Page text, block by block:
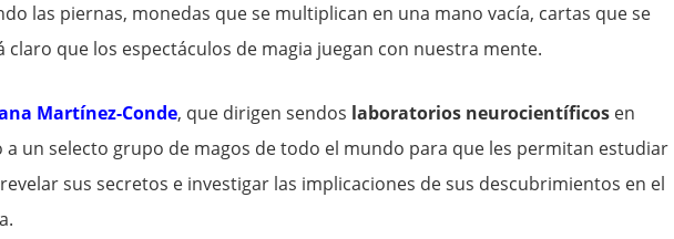
las piernas, monedas que se multiplican en una mano vacía, cartas que se
claro que los espectáculos de magia juegan con nuestra mente.
Martínez-Conde, que dirigen sendos laboratorios neurocientíficos en
a un selecto grupo de magos de todo el mundo para que les permitan estudiar
sus secretos e investigar las implicaciones de sus descubrimientos en el